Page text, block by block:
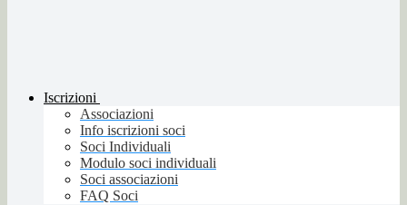
Iscrizioni
Associazioni
Info iscrizioni soci
Soci Individuali
Modulo soci individuali
Soci associazioni
FAQ Soci